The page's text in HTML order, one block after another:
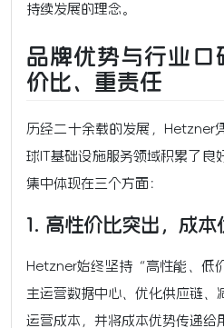
持续发展的理念。
品牌优势与行业口
价比、重责任
历经二十余载的发展，Hetzner
球IT基础设施服务领域积累了良
集中体现在三个方面：
1. 高性价比突出，成本
Hetzner始终坚持“高性能、低
主运营数据中心、优化供应链、
运营成本，并将成本优势传递给